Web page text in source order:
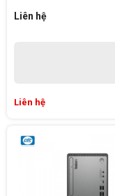
Liên hệ
Liên hệ